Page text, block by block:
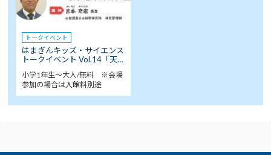
トークイベント
はまぎんキッズ・サイエンス
トークイベント Vol.14「天…
小学1年生～大人/無料 ※会場
参加の場合は入館料別途